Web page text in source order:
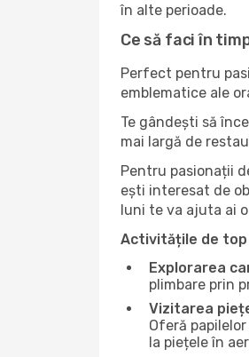
în alte perioade.
Ce să faci în
Perfect pentru
emblematice ale
Te gândești să
mai largă de
Pentru pasionații
ești interesat de
luni te va ajuta ai
Activitățile de top
Explorarea
plimbare prin
Vizitarea
Oferă
la piețele în